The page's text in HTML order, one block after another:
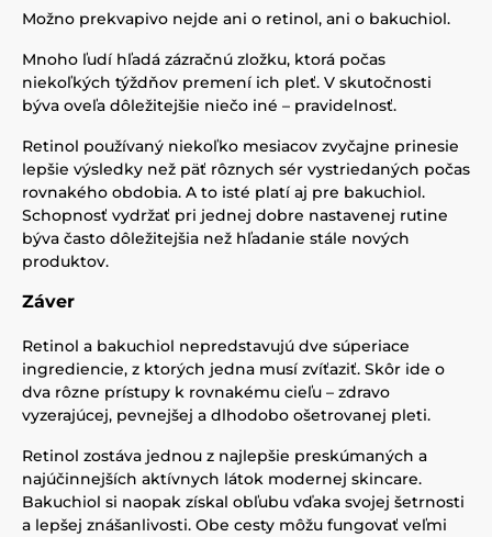
Možno prekvapivo nejde ani o retinol, ani o bakuchiol.
Mnoho ľudí hľadá zázračnú zložku, ktorá počas
niekoľkých týždňov premení ich pleť. V skutočnosti
býva oveľa dôležitejšie niečo iné – pravidelnosť.
Retinol používaný niekoľko mesiacov zvyčajne prinesie
lepšie výsledky než päť rôznych sér vystriedaných počas
rovnakého obdobia. A to isté platí aj pre bakuchiol.
Schopnosť vydržať pri jednej dobre nastavenej rutine
býva často dôležitejšia než hľadanie stále nových
produktov.
Záver
Retinol a bakuchiol nepredstavujú dve súperiace
ingrediencie, z ktorých jedna musí zvíťaziť. Skôr ide o
dva rôzne prístupy k rovnakému cieľu – zdravo
vyzerajúcej, pevnejšej a dlhodobo ošetrovanej pleti.
Retinol zostáva jednou z najlepšie preskúmaných a
najúčinnejších aktívnych látok modernej skincare.
Bakuchiol si naopak získal obľubu vďaka svojej šetrnosti
a lepšej znášanlivosti. Obe cesty môžu fungovať veľmi